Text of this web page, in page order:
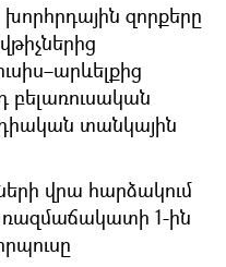
զորքերը
տանկային
վրա հարձակում
ռազմաճակատի 1-ին